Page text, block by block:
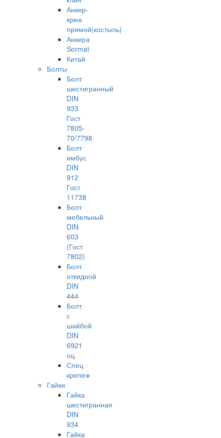
Анкер-
крюк
прямой(костыль)
Анкера
Sormat
Китай
Болты
Болт
шестигранный
DIN
933
Гост
7805-
70/7798
Болт
имбус
DIN
912
Гост
11738
Болт
мебельный
DIN
603
(Гост
7802)
Болт
откидной
DIN
444
Болт
с
шайбой
DIN
6921
оц.
Спец
крепеж
Гайки
Гайка
шестигранная
DIN
934
Гайка